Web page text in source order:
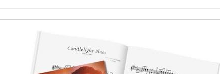
King Bhumibol Adulyadej Vol.2
AMI CD-Book Set 2007-12/13
บทประพันธ์โดย พระบาทสมเด็จพระปรมินทรมหาภูมิพลอดุลยเดช